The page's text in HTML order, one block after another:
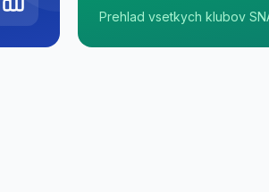
Prehlad vsetkych klubov